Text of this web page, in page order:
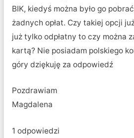
BIK, kiedyś można było go
żadnych opłat. Czy takiej opcji
już tylko odpłatny to czy można
kartą? Nie posiadam polskiego
góry dziękuję za odpowiedź
Pozdrawiam
Magdalena
1 odpowiedzi